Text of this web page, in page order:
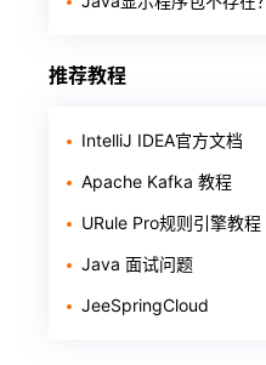
推荐教程
IntelliJ IDEA官方文档
Apache Kafka 教程
URule Pro规则引擎教程
Java 面试问题
JeeSpringCloud